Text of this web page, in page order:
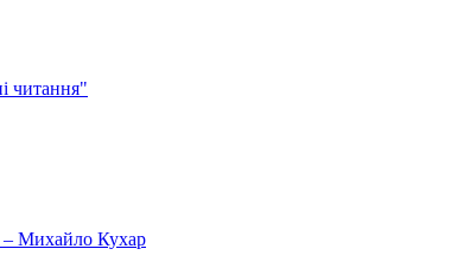
читання"
– Михайло Кухар